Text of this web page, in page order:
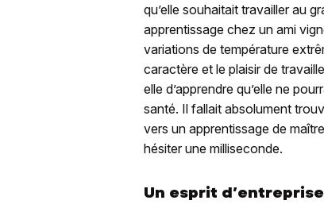
qu’elle souhaitait travailler au
apprentissage chez un ami
variations de température
caractère et le plaisir de
elle d’apprendre qu’elle ne
santé. Il fallait absolument
vers un apprentissage de
hésiter une milliseconde.
Un esprit